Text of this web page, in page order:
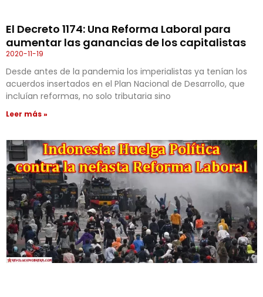
El Decreto 1174: Una Reforma Laboral para
aumentar las ganancias de los capitalistas
2020-11-19
Desde antes de la pandemia los imperialistas ya tenían los
acuerdos insertados en el Plan Nacional de Desarrollo, que
incluían reformas, no solo tributaria sino
Leer más »